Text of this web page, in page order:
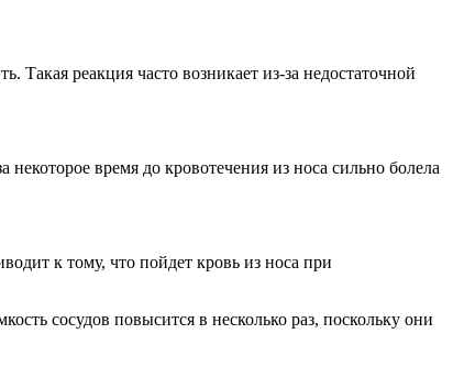
Такая реакция часто возникает из-за недостаточной
время до кровотечения из носа сильно болела
к тому, что пойдет кровь из носа при
сосудов повысится в несколько раз, поскольку они